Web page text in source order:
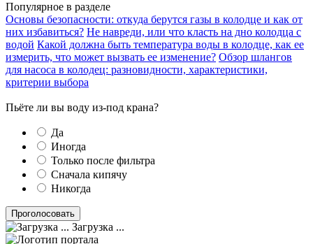
Популярное в разделе
Основы безопасности: откуда берутся газы в колодце и как от
них избавиться? Не навреди, или что класть на дно колодца с
водой Какой должна быть температура воды в колодце, как ее
измерить, что может вызвать ее изменение? Обзор шлангов
для насоса в колодец: разновидности, характеристики,
критерии выбора
Пьёте ли вы воду из-под крана?
Да
Иногда
Только после фильтра
Сначала кипячу
Никогда
Загрузка ...